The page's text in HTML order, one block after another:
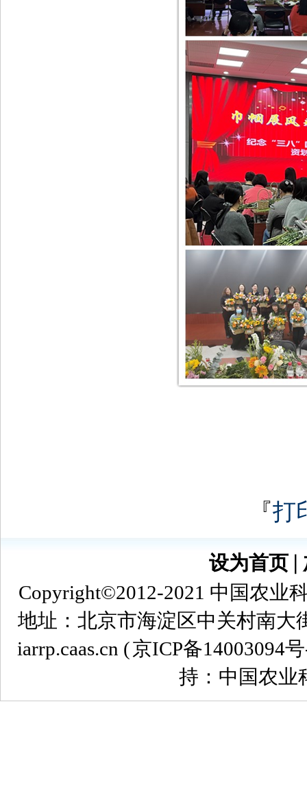
『打
设为首页
Copyright©2012-2021 中国农业
地址：北京市海淀区中关村南大
iarrp.caas.cn (京ICP备14003094
持：中国农